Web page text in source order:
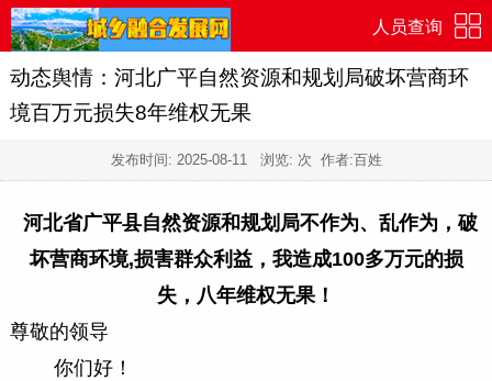
人员查询
动态舆情：河北广平自然资源和规划局破坏营商环
境百万元损失8年维权无果
发布时间: 2025-08-11 浏览: 次 作者:百姓
河北省广平县自然资源和规划局不作为、乱作为，破
坏营商环境,损害群众利益，我造成100多万元的损
失，八年维权无果！
尊敬的领导
你们好！